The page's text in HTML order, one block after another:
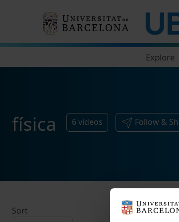
Explore
física 6 videos Follow &
Sort